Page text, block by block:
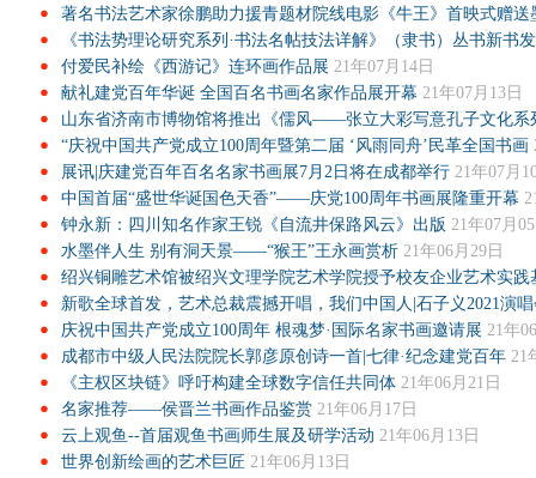
著名书法艺术家徐鹏助力援青题材院线电影《牛王》首映式赠送
《书法势理论研究系列·书法名帖技法详解》（隶书）丛书新书
付爱民补绘《西游记》连环画作品展 21年07月14日
献礼建党百年华诞 全国百名书画名家作品展开幕 21年07月13日
山东省济南市博物馆将推出《儒风——张立大彩写意孔子文化系
“庆祝中国共产党成立100周年暨第二届 ‘风雨同舟’民革全国书画
展讯|庆建党百年百名名家书画展7月2日将在成都举行 21年07月
中国首届“盛世华诞国色天香”——庆党100周年书画展隆重开幕
钟永新：四川知名作家王锐《自流井保路风云》出版 21年07月
水墨伴人生 别有洞天景——“猴王”王永画赏析 21年06月29日
绍兴铜雕艺术馆被绍兴文理学院艺术学院授予校友企业艺术实践
新歌全球首发，艺术总裁震撼开唱，我们中国人|石子义2021演
庆祝中国共产党成立100周年 根魂梦·国际名家书画邀请展 21年
成都市中级人民法院院长郭彦原创诗一首|七律·纪念建党百年 21
《主权区块链》呼吁构建全球数字信任共同体 21年06月21日
名家推荐——侯晋兰书画作品鉴赏 21年06月17日
云上观鱼--首届观鱼书画师生展及研学活动 21年06月13日
世界创新绘画的艺术巨匠 21年06月13日